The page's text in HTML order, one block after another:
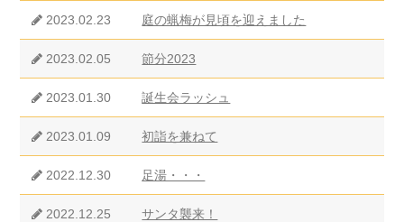
2023.02.23 庭の蝋梅が見頃を迎えました
2023.02.05 節分2023
2023.01.30 誕生会ラッシュ
2023.01.09 初詣を兼ねて
2022.12.30 足湯・・・
2022.12.25 サンタ襲来！